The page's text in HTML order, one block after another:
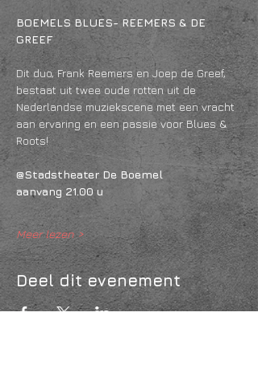
BOEMELS BLUES- REEMERS & DE
GREEF
Dit duo, Frank Reemers en Joep de Greef,
bestaat uit twee oude rotten uit de
Nederlandse muziekscene met een vracht
aan ervaring en een passie voor Blues &
Roots!
@Stadstheater De Boemel
aanvang 21.00 u
Meer lezen >
Deel dit evenement